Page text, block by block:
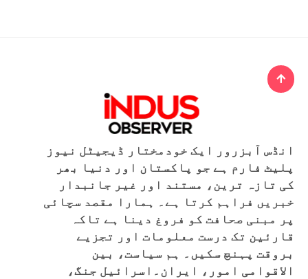
انڈس آبزرور ایک خودمختار ڈیجیٹل نیوز
پلیٹ فارم ہے جو پاکستان اور دنیا بھر
کی تازہ ترین، مستند اور غیر جانبدار
خبریں فراہم کرتا ہے۔ ہمارا مقصد سچائی
پر مبنی صحافت کو فروغ دینا ہے تاکہ
قارئین تک درست معلومات اور تجزیے
بروقت پہنچ سکیں۔ ہم سیاست، بین
الاقوامی امور، ایران۔اسرائیل جنگ،